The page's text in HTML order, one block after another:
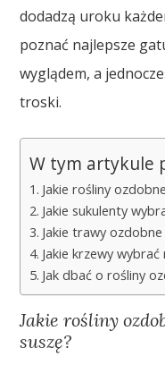
dodadzą uroku
poznać najlepsze
wyglądem, a
troski.
W tym artykule
Jakie rośliny
Jakie sukulenty
Jakie trawy
Jakie krzewy
Jak dbać o rośliny
Jakie rośliny
suszę?